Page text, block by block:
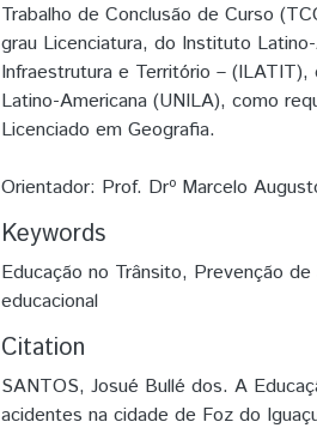
Trabalho de Conclusão de Curso
grau Licenciatura, do Instituto
Infraestrutura e Território –
Latino-Americana (UNILA), como
Licenciado em Geografia.
Orientador: Prof. Drº Marcelo
Keywords
Educação no Trânsito, Prevenção
educacional
Citation
SANTOS, Josué Bullé dos. A
acidentes na cidade de Foz do